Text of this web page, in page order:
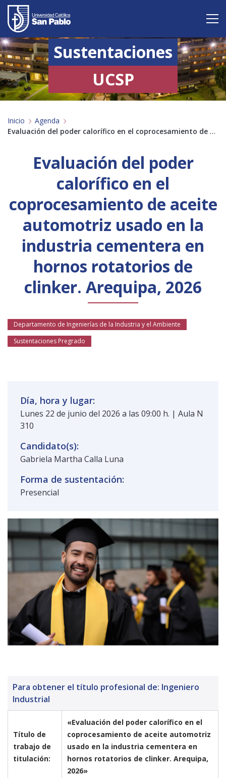
Vive San Pablo
Admisión
Carreras
Postgrado
Investigación
Profesores Antiguos Alumnos Padres
Empresas
Público general
Licenciamiento Biblioteca Noticias
Sustentaciones
UCSP
Inicio Agenda
Evaluación del poder calorífico en el coprocesamiento de aceite automotriz usado en la industria…
Evaluación del poder
calorífico en el
coprocesamiento de aceite
automotriz usado en la
industria cementera en
hornos rotatorios de
clinker. Arequipa, 2026
Departamento de Ingenierías de la Industria y el Ambiente
Sustentaciones Pregrado
Día, hora y lugar:
Lunes 22 de junio del 2026 a las 09:00 h. | Aula N
310
Candidato(s):
Gabriela Martha Calla Luna
Forma de sustentación:
Presencial
Para obtener el título profesional de: Ingeniero
Industrial
Título de
trabajo de
titulación:
«Evaluación del poder calorífico en el
coprocesamiento de aceite automotriz
usado en la industria cementera en
hornos rotatorios de clinker. Arequipa,
2026»